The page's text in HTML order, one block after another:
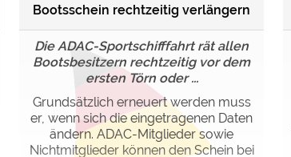
Bootsschein rechtzeitig verlängern
Die ADAC-Sportschifffahrt rät allen
Bootsbesitzern rechtzeitig vor dem
ersten Törn oder ...
Grundsätzlich erneuert werden muss
er, wenn sich die eingetragenen Daten
ändern. ADAC-Mitglieder sowie
Nichtmitglieder können den Schein bei